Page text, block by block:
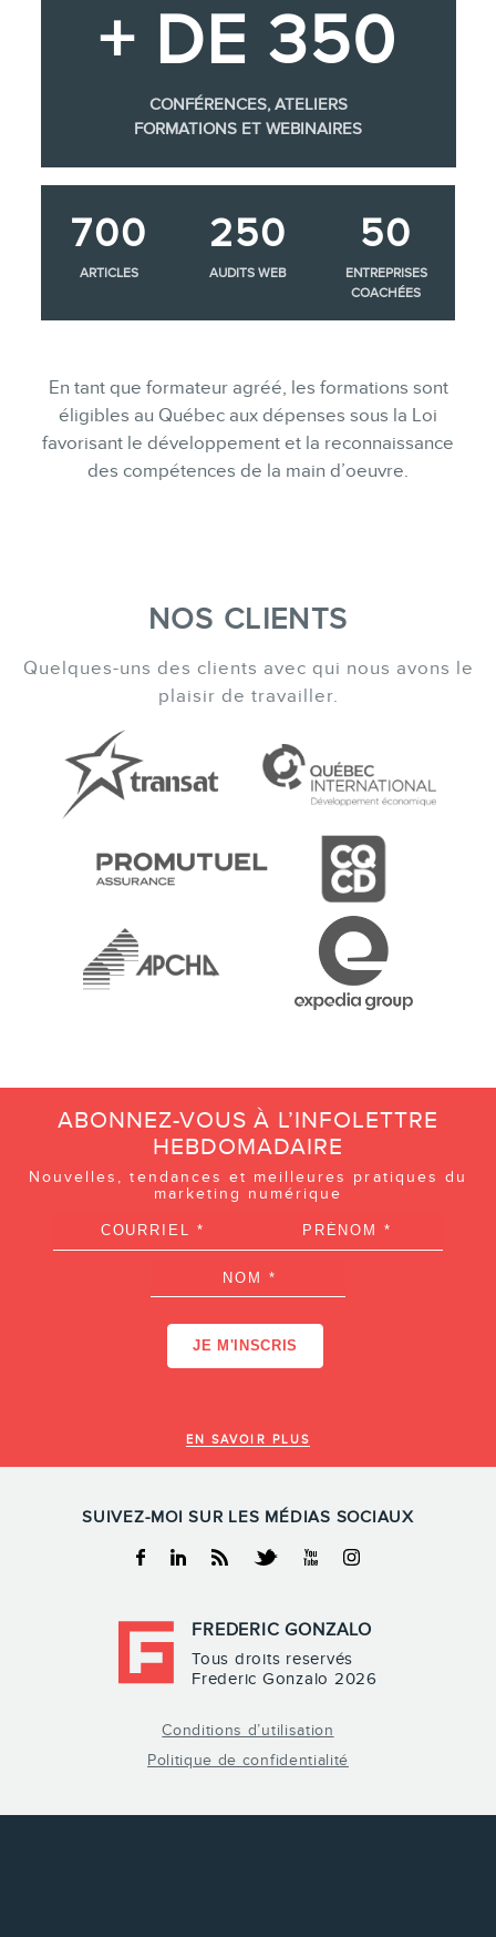
+ DE 350
CONFÉRENCES, ATELIERS
FORMATIONS ET WEBINAIRES
700
ARTICLES
250
AUDITS WEB
50
ENTREPRISES
COACHÉES
En tant que formateur agréé, les formations sont
éligibles au Québec aux dépenses sous la Loi
favorisant le développement et la reconnaissance
des compétences de la main d’oeuvre.
NOS CLIENTS
Quelques-uns des clients avec qui nous avons le
plaisir de travailler.
ABONNEZ-VOUS À L’INFOLETTRE
HEBDOMADAIRE
Nouvelles, tendances et meilleures pratiques du
marketing numérique
EN SAVOIR PLUS
SUIVEZ-MOI SUR LES MÉDIAS SOCIAUX
Facebook
LinkedinRSS TwitterYoutubeInstagram
FREDERIC GONZALO
Tous droits reservés
Frederic Gonzalo 2026
Conditions d’utilisation
Politique de confidentialité